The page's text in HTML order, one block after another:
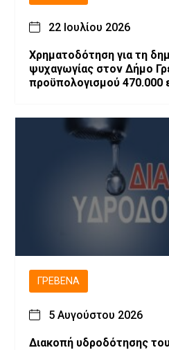
22 Ιουλίου 2026
Χρηματοδότηση για τη
ψυχαγωγίας στον Δήμο
προϋπολογισμού 470.000
ΓΡΕΒΕΝΆ
5 Αυγούστου 2026
Διακοπή